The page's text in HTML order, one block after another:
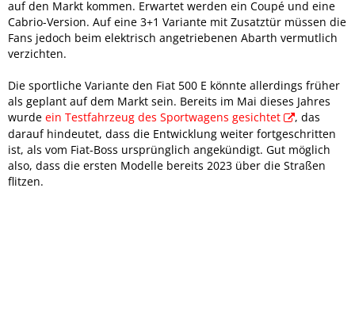
auf den Markt kommen. Erwartet werden ein Coupé und eine
Cabrio-Version. Auf eine 3+1 Variante mit Zusatztür müssen die
Fans jedoch beim elektrisch angetriebenen Abarth vermutlich
verzichten.
Die sportliche Variante den Fiat 500 E könnte allerdings früher
als geplant auf dem Markt sein. Bereits im Mai dieses Jahres
wurde ein Testfahrzeug des Sportwagens gesichtet
, das
darauf hindeutet, dass die Entwicklung weiter fortgeschritten
ist, als vom Fiat-Boss ursprünglich angekündigt. Gut möglich
also, dass die ersten Modelle bereits 2023 über die Straßen
flitzen.